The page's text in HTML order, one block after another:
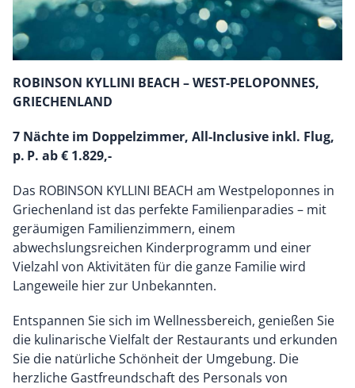
ROBINSON KYLLINI BEACH – WEST-PELOPONNES,
GRIECHENLAND
7 Nächte im Doppelzimmer, All-Inclusive inkl. Flug,
p. P. ab € 1.829,-
Das ROBINSON KYLLINI BEACH am Westpeloponnes in
Griechenland ist das perfekte Familienparadies – mit
geräumigen Familienzimmern, einem
abwechslungsreichen Kinderprogramm und einer
Vielzahl von Aktivitäten für die ganze Familie wird
Langeweile hier zur Unbekannten.
Entspannen Sie sich im Wellnessbereich, genießen Sie
die kulinarische Vielfalt der Restaurants und erkunden
Sie die natürliche Schönheit der Umgebung. Die
herzliche Gastfreundschaft des Personals von